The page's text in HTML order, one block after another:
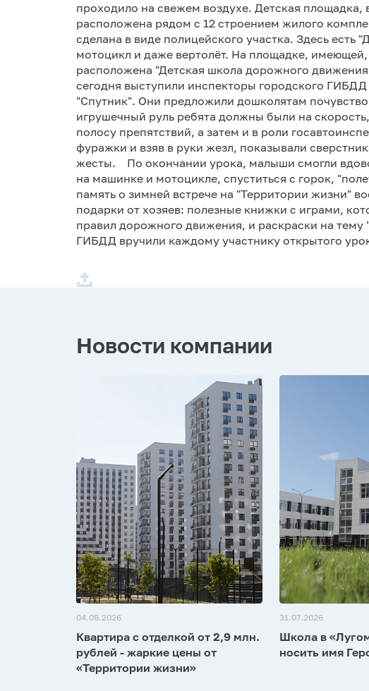
проходило на свежем воздухе. Детская
расположена рядом с 12 строением жилого
сделана в виде полицейского участка. Здесь есть
мотоцикл и даже вертолёт. На площадке,
расположена "Детская школа дорожного
сегодня выступили инспекторы городского
"Спутник". Они предложили дошколятам
игрушечный руль ребята должны были на
полосу препятствий, а затем и в роли
фуражки и взяв в руки жезл, показывали
жесты. По окончании урока, малыши смогли
на машинке и мотоцикле, спуститься с горок,
память о зимней встрече на "Территории жизни"
подарки от хозяев: полезные книжки с играми,
правил дорожного движения, и раскраски на
ГИБДД вручили каждому участнику открытого
Новости компании
04.08.2026
Квартира с отделкой от 2,9 млн.
рублей - жаркие цены от
«Территории жизни»
31.07.2026
Школа в
носить имя